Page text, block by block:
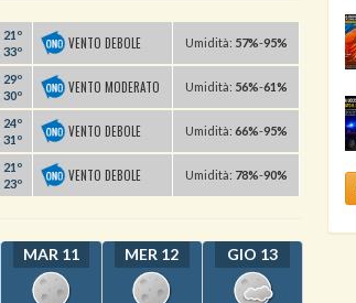
21º
33º VENTO DEBOLE Umidità: 57%-95%
29º
30º VENTO MODERATO Umidità: 56%-61%
24º
31º VENTO DEBOLE Umidità: 66%-95%
21º
23º VENTO DEBOLE Umidità: 78%-90%
MAR 11 MER 12 GIO 13